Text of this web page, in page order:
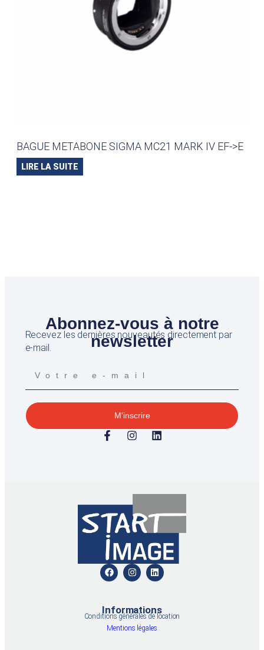
BAGUE METABONE SIGMA MC21 MARK IV EF->E
LIRE LA SUITE
Abonnez-vous à notre
newsletter
Recevez les dernières nouveautés directement par
e-mail.
M'inscrire
Informations
Conditions générales de location
Mentions légales